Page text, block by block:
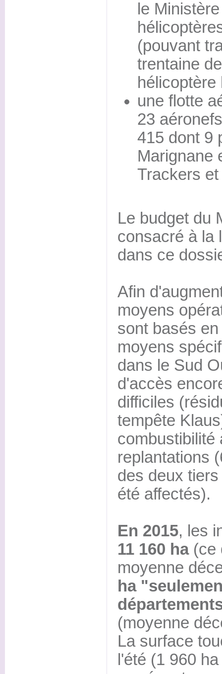
le
(pouvant
trentaine
hélicoptère
une flotte
23
415 dont 9
Marignane
Trackers
Le budget du
consacré à la
dans ce
Afin
moyens
sont basés
moyens
dans le Sud
d'accès
difficiles
tempête
combustibilité
replantations
des deux
été affectés).
En 2015, les
11 160 ha(ce
moyenne
ha
(moyenne
La surface
l'été (1 960